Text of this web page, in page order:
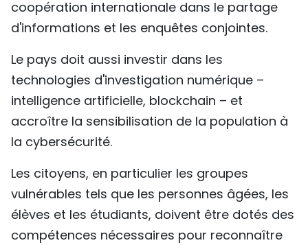
coopération internationale dans le partage
d'informations et les enquêtes conjointes.
Le pays doit aussi investir dans les
technologies d'investigation numérique –
intelligence artificielle, blockchain – et
accroître la sensibilisation de la population à
la cybersécurité.
Les citoyens, en particulier les groupes
vulnérables tels que les personnes âgées, les
élèves et les étudiants, doivent être dotés des
compétences nécessaires pour reconnaître